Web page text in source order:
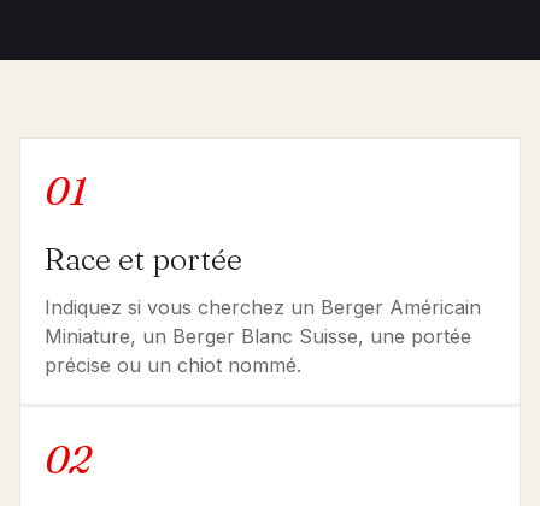
01
Race et portée
Indiquez si vous cherchez un Berger Américain
Miniature, un Berger Blanc Suisse, une portée
précise ou un chiot nommé.
02